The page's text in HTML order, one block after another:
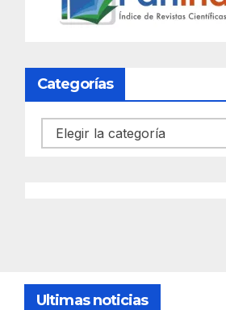
Categorías
Categorías
Ultimas noticias